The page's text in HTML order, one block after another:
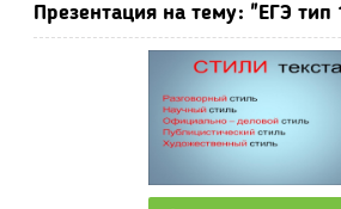
Презентация на тему: "ЕГЭ тип